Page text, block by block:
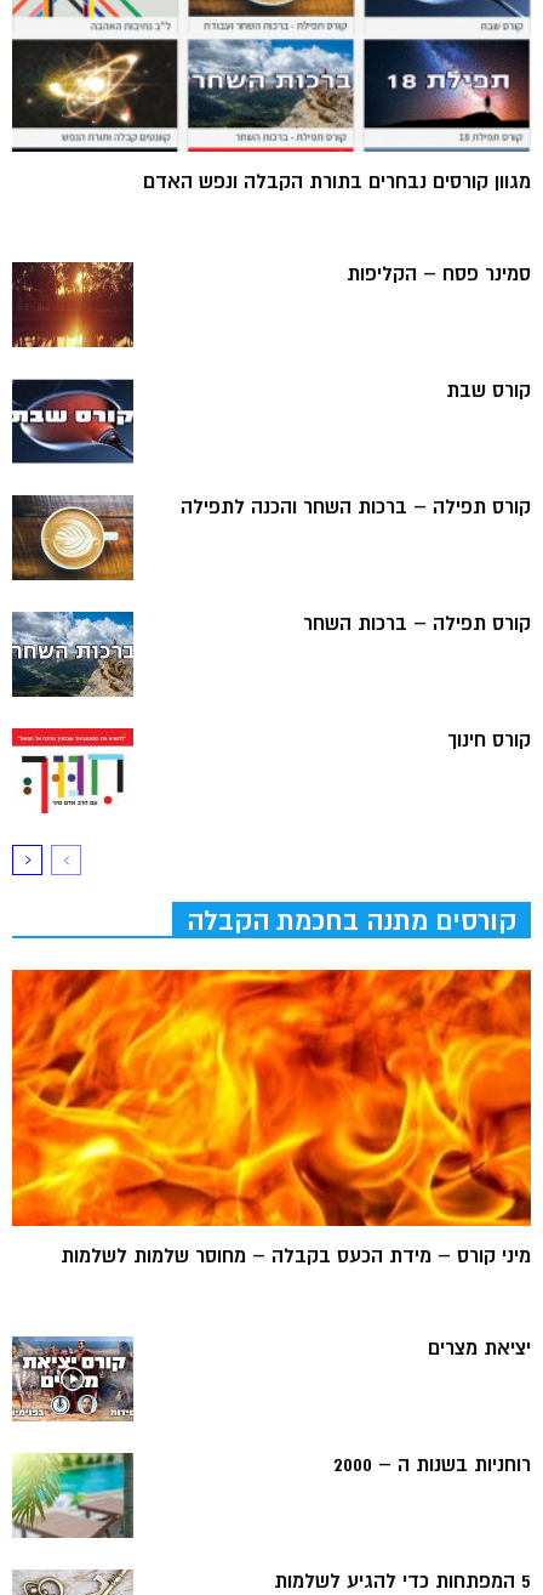
מגוון קורסים נבחרים בתורת הקבלה ונפש האדם
סמינר פסח – הקליפות
קורס שבת
קורס תפילה – ברכות השחר והכנה לתפילה
קורס תפילה – ברכות השחר
קורס חינוך
קורסים מתנה בחכמת הקבלה
מיני קורס – מידת הכעס בקבלה – מחוסר שלמות לשלמות
יציאת מצרים
רוחניות בשנות ה – 2000
5 המפתחות כדי להגיע לשלמות